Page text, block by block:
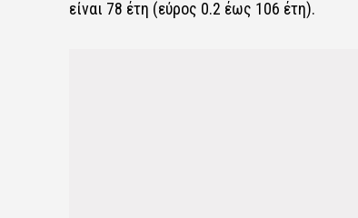
είναι 78 έτη (εύρος 0.2 έως 106 έτη).